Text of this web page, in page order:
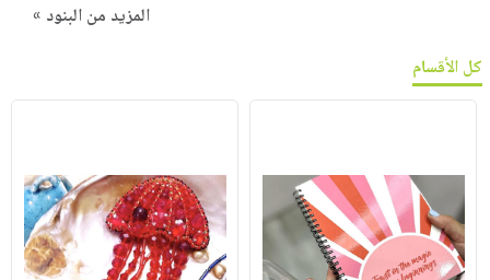
المزيد من البنود »
كل الأقسام